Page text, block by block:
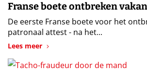
Franse boete ontbreken
De eerste Franse boete voor het
patronaal attest - na het...
Lees meer